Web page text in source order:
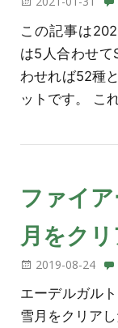
この記事は
は5人合わせて
わせれば52種
ットです。 こ
ファイ
月をクリ
2019-08-24
エーデルガル
雪月をクリアし